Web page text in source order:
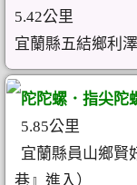
5.42公里
宜蘭縣五結鄉利
陀陀螺．指尖陀
5.85公里
宜蘭縣員山鄉賢
巷』進入）